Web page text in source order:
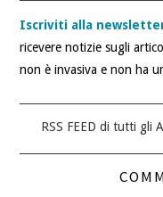
Iscriviti alla
ricevere notizie sugli
non è invasiva e non ha
RSS FEED di tutti gli